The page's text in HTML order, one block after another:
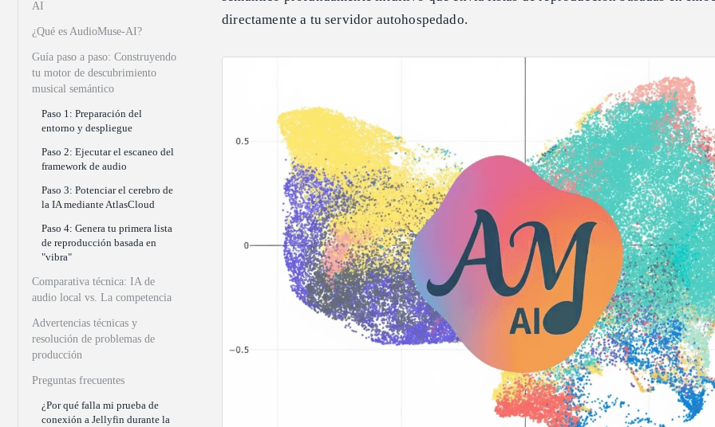
AI
¿Qué es AudioMuse-AI?
Guía paso a paso: Construyendo
tu motor de descubrimiento
musical semántico
Paso 1: Preparación del
entorno y despliegue
Paso 2: Ejecutar el escaneo del
framework de audio
Paso 3: Potenciar el cerebro de
la IA mediante AtlasCloud
Paso 4: Genera tu primera lista
de reproducción basada en
"vibra"
Comparativa técnica: IA de
audio local vs. La competencia
Advertencias técnicas y
resolución de problemas de
producción
Preguntas frecuentes
¿Por qué falla mi prueba de
conexión a Jellyfin durante la
directamente a tu servidor autohospedado.